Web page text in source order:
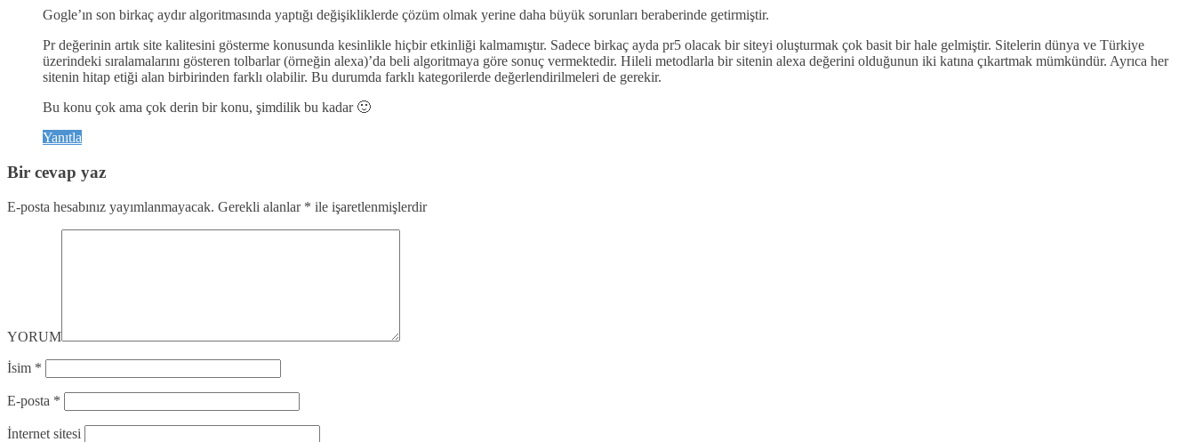
Gogle’ın son birkaç aydır algoritmasında yaptığı değişikliklerde çözüm olmak yerine daha büyük sorunları beraberinde getirmiştir.
Pr değerinin artık site kalitesini gösterme konusunda kesinlikle hiçbir etkinliği kalmamıştır. Sadece birkaç ayda pr5 olacak bir siteyi oluşturmak çok basit bir hale gelmiştir. Sitelerin dünya ve Türkiye
üzerindeki sıralamalarını gösteren tolbarlar (örneğin alexa)’da beli algoritmaya göre sonuç vermektedir. Hileli metodlarla bir sitenin alexa değerini olduğunun iki katına çıkartmak mümkündür. Ayrıca her
sitenin hitap etiği alan birbirinden farklı olabilir. Bu durumda farklı kategorilerde değerlendirilmeleri de gerekir.
Bu konu çok ama çok derin bir konu, şimdilik bu kadar 🙂
Yanıtla
Bir cevap yaz
E-posta hesabınız yayımlanmayacak. Gerekli alanlar * ile işaretlenmişlerdir
YORUM
İsim *
E-posta *
İnternet sitesi